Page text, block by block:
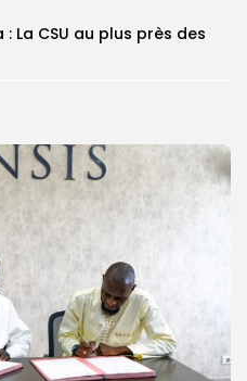
La CSU au plus près des